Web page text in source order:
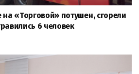
«Торговой» потушен, сгорели
6 человек